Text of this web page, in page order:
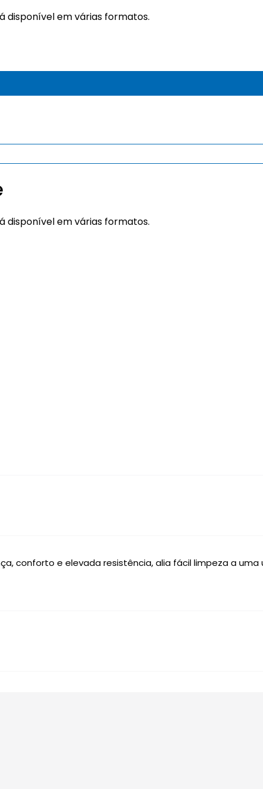
disponível em várias formatos.
disponível em várias formatos.
conforto e elevada resistência, alia fácil limpeza a uma